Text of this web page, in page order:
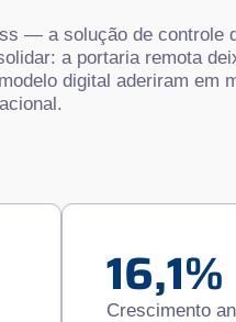
— a solução de controle
a portaria remota
digital aderiram
16,1%
Crescimento